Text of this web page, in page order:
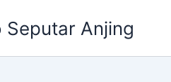
Seputar Anjing